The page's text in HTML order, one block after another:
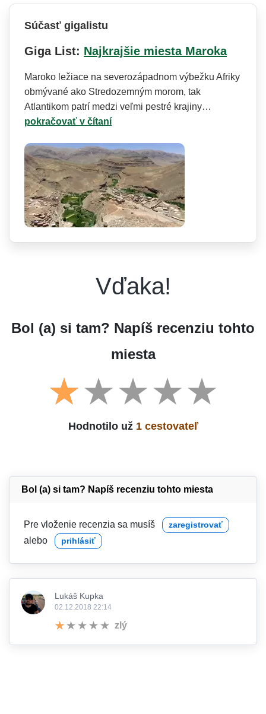
Súčasť gigalistu
Giga List: Najkrajšie miesta Maroka
Maroko ležiace na severozápadnom výbežku Afriky
obmývané ako Stredozemným morom, tak
Atlantikom patrí medzi veľmi pestré krajiny…
pokračovať v čítaní
Vďaka!
Bol (a) si tam? Napíš recenziu tohto
miesta
Hodnotilo už 1 cestovateľ
Bol (a) si tam? Napíš recenziu tohto miesta
Pre vloženie recenzia sa musíš zaregistrovať
alebo prihlásiť
Lukáš Kupka
02.12.2018 22:14
zlý